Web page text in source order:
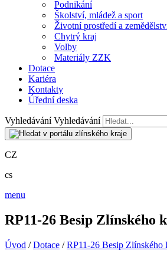
Podnikání
Školství, mládež a sport
Životní prostředí a
Chytrý kraj
Volby
Materiály ZZK
Dotace
Kariéra
Kontakty
Úřední deska
Vyhledávání Vyhledávání
CZ
cs
menu
RP11-26 Besip Zlínského
Úvod /Dotace /RP11-26 Besip Zlínského